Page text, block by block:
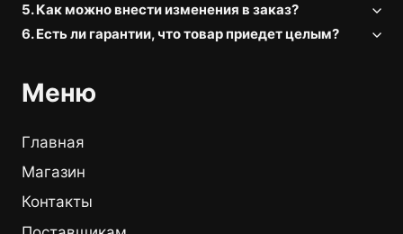
5. Как можно внести изменения в заказ?
6. Есть ли гарантии, что товар приедет целым?
Меню
Главная
Магазин
Контакты